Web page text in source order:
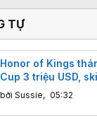
TỰ
Honor of Kings
Cup 3 triệu USD,
và tướng được làm
bởi Sussie, 05:32